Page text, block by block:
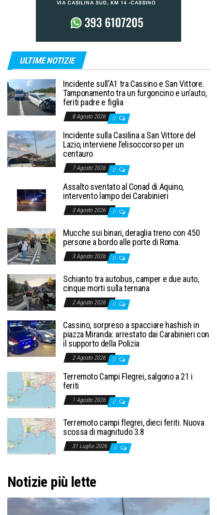
ULTIME NOTIZIE
Incidente sull’A1 tra Cassino e San Vittore.
Tamponamento tra un furgoncino e un’auto,
feriti padre e figlia
8 Agosto 2026 0
Incidente sulla Casilina a San Vittore del
Lazio, interviene l’elisoccorso per un
centauro
7 Agosto 2026 0
Assalto sventato al Conad di Aquino,
intervento lampo dei Carabinieri
3 Agosto 2026 0
Mucche sui binari, deraglia treno con 450
persone a bordo alle porte di Roma.
3 Agosto 2026 0
Schianto tra autobus, camper e due auto,
cinque morti sulla ternana
2 Agosto 2026 0
Cassino, sorpreso a spacciare hashish in
piazza Miranda: arrestato dai Carabinieri con
il supporto della Polizia
2 Agosto 2026 0
Terremoto Campi Flegrei, salgono a 21 i
feriti
1 Agosto 2026 0
Terremoto campi flegrei, dieci feriti. Nuova
scossa di magnitudo 3.8
31 Luglio 2026 0
Notizie più lette